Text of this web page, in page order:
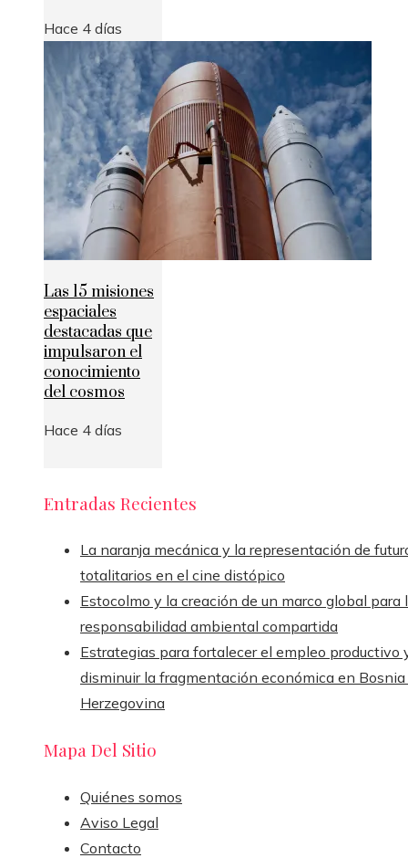
Hace 4 días
Las 15 misiones
espaciales
destacadas que
impulsaron el
conocimiento
del cosmos
Hace 4 días
Entradas Recientes
La naranja mecánica y la representación de
totalitarios en el cine distópico
Estocolmo y la creación de un marco global para
responsabilidad ambiental compartida
Estrategias para fortalecer el empleo productivo
disminuir la fragmentación económica en
Herzegovina
Mapa Del Sitio
Quiénes somos
Aviso Legal
Contacto